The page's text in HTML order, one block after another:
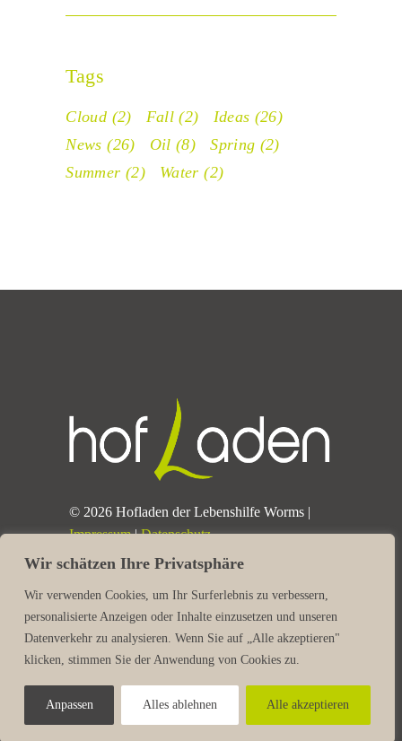
Wir schätzen Ihre Privatsphäre
Wir verwenden Cookies, um Ihr Surferlebnis zu verbessern,
personalisierte Anzeigen oder Inhalte einzusetzen und unseren
Datenverkehr zu analysieren. Wenn Sie auf „Alle akzeptieren"
klicken, stimmen Sie der Anwendung von Cookies zu.
Anpassen Alles ablehnen Alle akzeptieren
Tags
Cloud (2) Fall (2) Ideas (26)
News (26) Oil (8) Spring (2)
Summer (2) Water (2)
© 2026 Hofladen der Lebenshilfe Worms |
Impressum|Datenschutz